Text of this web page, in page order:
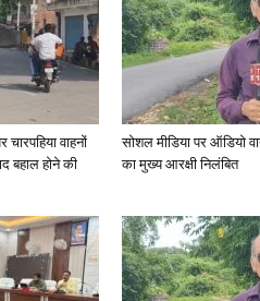
वाहनों
बहाल होने की
सोशल मीडिया पर ऑडियो
का मुख्य आरक्षी निलंबित